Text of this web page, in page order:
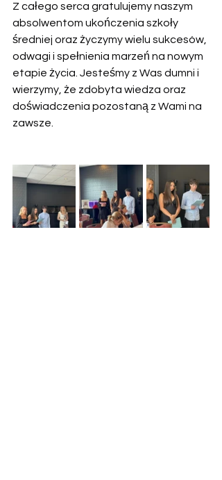
Z całego serca gratulujemy naszym
absolwentom ukończenia szkoły
średniej oraz życzymy wielu sukcesów,
odwagi i spełnienia marzeń na nowym
etapie życia. Jesteśmy z Was dumni i
wierzymy, że zdobyta wiedza oraz
doświadczenia pozostaną z Wami na
zawsze.